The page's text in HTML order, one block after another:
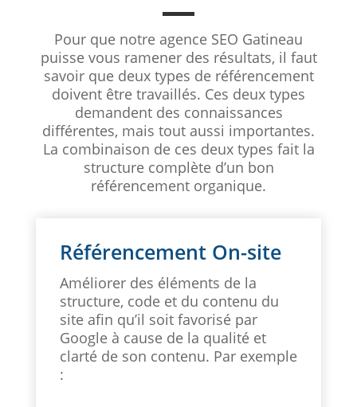
Pour que notre agence SEO Gatineau
puisse vous ramener des résultats, il faut
savoir que deux types de référencement
doivent être travaillés. Ces deux types
demandent des connaissances
différentes, mais tout aussi importantes.
La combinaison de ces deux types fait la
structure complète d’un bon
référencement organique.
Référencement On-site
Améliorer des éléments de la
structure, code et du contenu du
site afin qu’il soit favorisé par
Google à cause de la qualité et
clarté de son contenu. Par exemple
: